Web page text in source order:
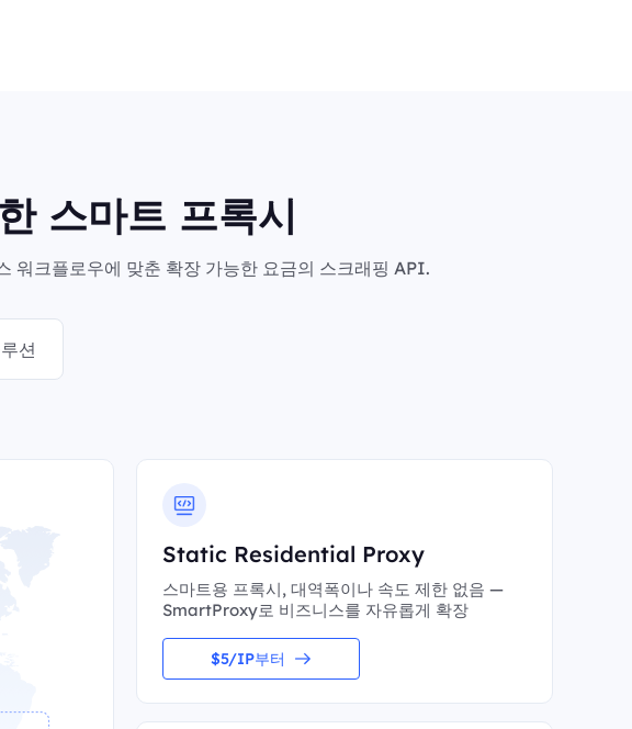
스마트 프록시
워크플로우에 맞춘 확장 가능한 요금의 스크래핑 API.
션
Static Residential Proxy
스마트용 프록시, 대역폭이나 속도 제한 없음 —
SmartProxy로 비즈니스를 자유롭게 확장
$5/IP부터